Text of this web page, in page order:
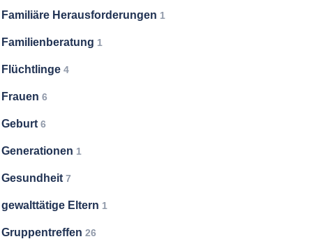
Familiäre Herausforderungen 1
Familienberatung 1
Flüchtlinge 4
Frauen 6
Geburt 6
Generationen 1
Gesundheit 7
gewalttätige Eltern 1
Gruppentreffen 26